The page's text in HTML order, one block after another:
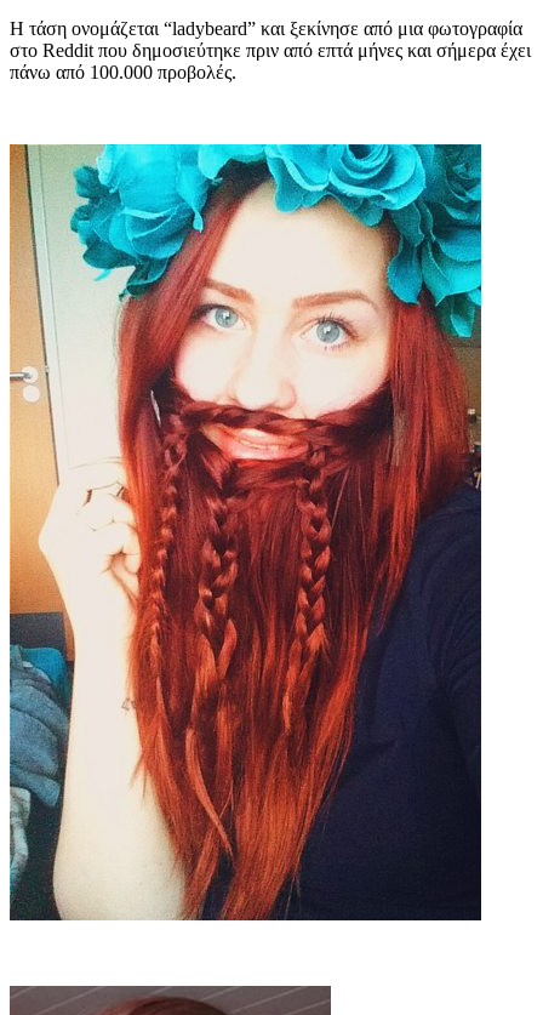
Η τάση ονομάζεται “ladybeard” και ξεκίνησε από μια φωτογραφία
στο Reddit που δημοσιεύτηκε πριν από επτά μήνες και σήμερα έχει
πάνω από 100.000 προβολές.